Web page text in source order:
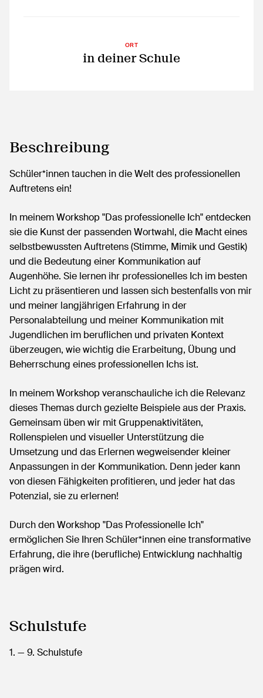
ORT
in deiner Schule
Beschreibung
Schüler*innen tauchen in die Welt des professionellen
Auftretens ein!
In meinem Workshop "Das professionelle Ich" entdecken
sie die Kunst der passenden Wortwahl, die Macht eines
selbstbewussten Auftretens (Stimme, Mimik und Gestik)
und die Bedeutung einer Kommunikation auf
Augenhöhe. Sie lernen ihr professionelles Ich im besten
Licht zu präsentieren und lassen sich bestenfalls von mir
und meiner langjährigen Erfahrung in der
Personalabteilung und meiner Kommunikation mit
Jugendlichen im beruflichen und privaten Kontext
überzeugen, wie wichtig die Erarbeitung, Übung und
Beherrschung eines professionellen Ichs ist.
In meinem Workshop veranschauliche ich die Relevanz
dieses Themas durch gezielte Beispiele aus der Praxis.
Gemeinsam üben wir mit Gruppenaktivitäten,
Rollenspielen und visueller Unterstützung die
Umsetzung und das Erlernen wegweisender kleiner
Anpassungen in der Kommunikation. Denn jeder kann
von diesen Fähigkeiten profitieren, und jeder hat das
Potenzial, sie zu erlernen!
Durch den Workshop "Das Professionelle Ich"
ermöglichen Sie Ihren Schüler*innen eine transformative
Erfahrung, die ihre (berufliche) Entwicklung nachhaltig
prägen wird.
Schulstufe
1. — 9. Schulstufe